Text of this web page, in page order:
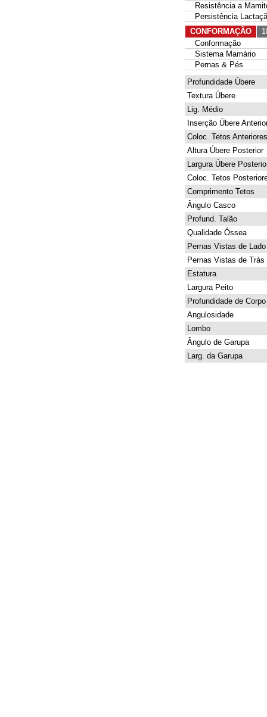
Resistência a
Persistência
CONFORMAÇÃO
Conformação
Sistema Mamário
Pernas & Pés
Profundidade Úbere
Textura Úbere
Lig. Médio
Inserção Úbere
Coloc. Tetos Anteriores
Altura Úbere Posterior
Largura Úbere
Coloc. Tetos
Comprimento Tetos
Ângulo Casco
Profund. Talão
Qualidade Óssea
Pernas Vistas de Lado
Pernas Vistas de Trás
Estatura
Largura Peito
Profundidade de Corpo
Angulosidade
Lombo
Ângulo de Garupa
Larg. da Garupa